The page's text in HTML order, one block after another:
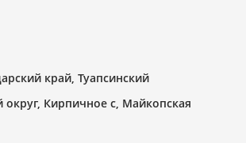
край, Туапсинский
Кирпичное с, Майкопская